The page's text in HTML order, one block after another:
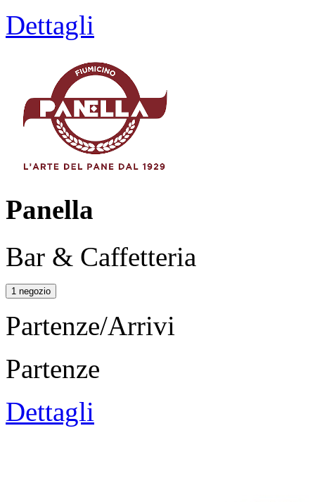
Dettagli
Panella
Bar & Caffetteria
1 negozio
Partenze/Arrivi
Partenze
Dettagli